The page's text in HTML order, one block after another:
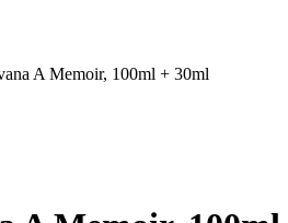
A Memoir, 100ml + 30ml